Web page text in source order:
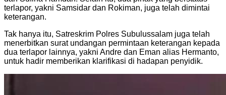
terlapor, yakni Samsidar dan Rokiman, juga telah dimintai
keterangan.
Tak hanya itu, Satreskrim Polres Subulussalam juga telah
menerbitkan surat undangan permintaan keterangan kepada
dua terlapor lainnya, yakni Andre dan Eman alias Hermanto,
untuk hadir memberikan klarifikasi di hadapan penyidik.